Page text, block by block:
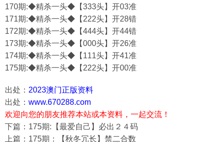
170期:◆精杀一头◆【333头】开03准
171期:◆精杀一头◆【222头】开28错
172期:◆精杀一头◆【444头】开44错
173期:◆精杀一头◆【000头】开26准
174期:◆精杀一头◆【111头】开41准
175期:◆精杀一头◆【222头】开00准
出处： 2023澳门正版资料
出处： www.670288.com
欢迎向您的朋友推荐本站或本资料，一起交流！
下篇：175期:【最爱自己】必出２４码
上篇：175期：【秋冬冗长】禁二合数